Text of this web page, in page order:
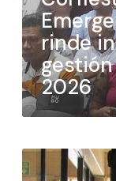
rinde
2026